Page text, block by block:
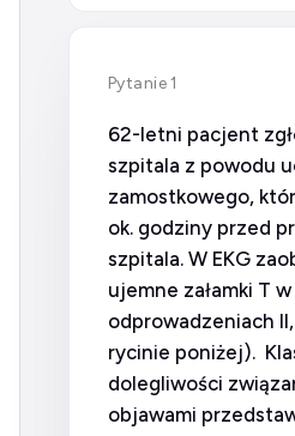
Pytanie 1
62-letni pacjent
szpitala z powodu
zamostkowego,
ok. godziny przed
szpitala. W EKG
ujemne załamki T w
odprowadzeniach II,
rycinie poniżej).
dolegliwości
objawami